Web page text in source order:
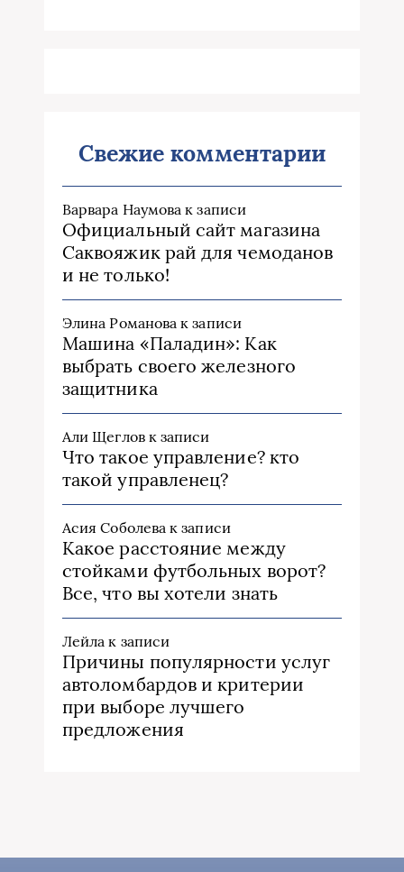
Свежие комментарии
Варвара Наумова к записи
Официальный сайт магазина
Саквояжик рай для чемоданов
и не только!
Элина Романова к записи
Машина «Паладин»: Как
выбрать своего железного
защитника
Али Щегловк записи
Что такое управление? кто
такой управленец?
Асия Соболева к записи
Какое расстояние между
стойками футбольных ворот?
Все, что вы хотели знать
Лейла к записи
Причины популярности услуг
автоломбардов и критерии
при выборе лучшего
предложения